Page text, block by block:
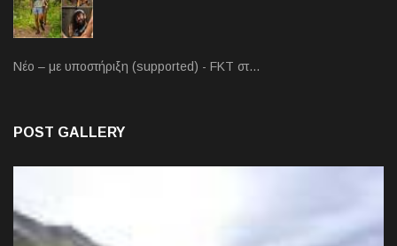
Νέο – με υποστήριξη (supported) - FKT στ…
POST GALLERY